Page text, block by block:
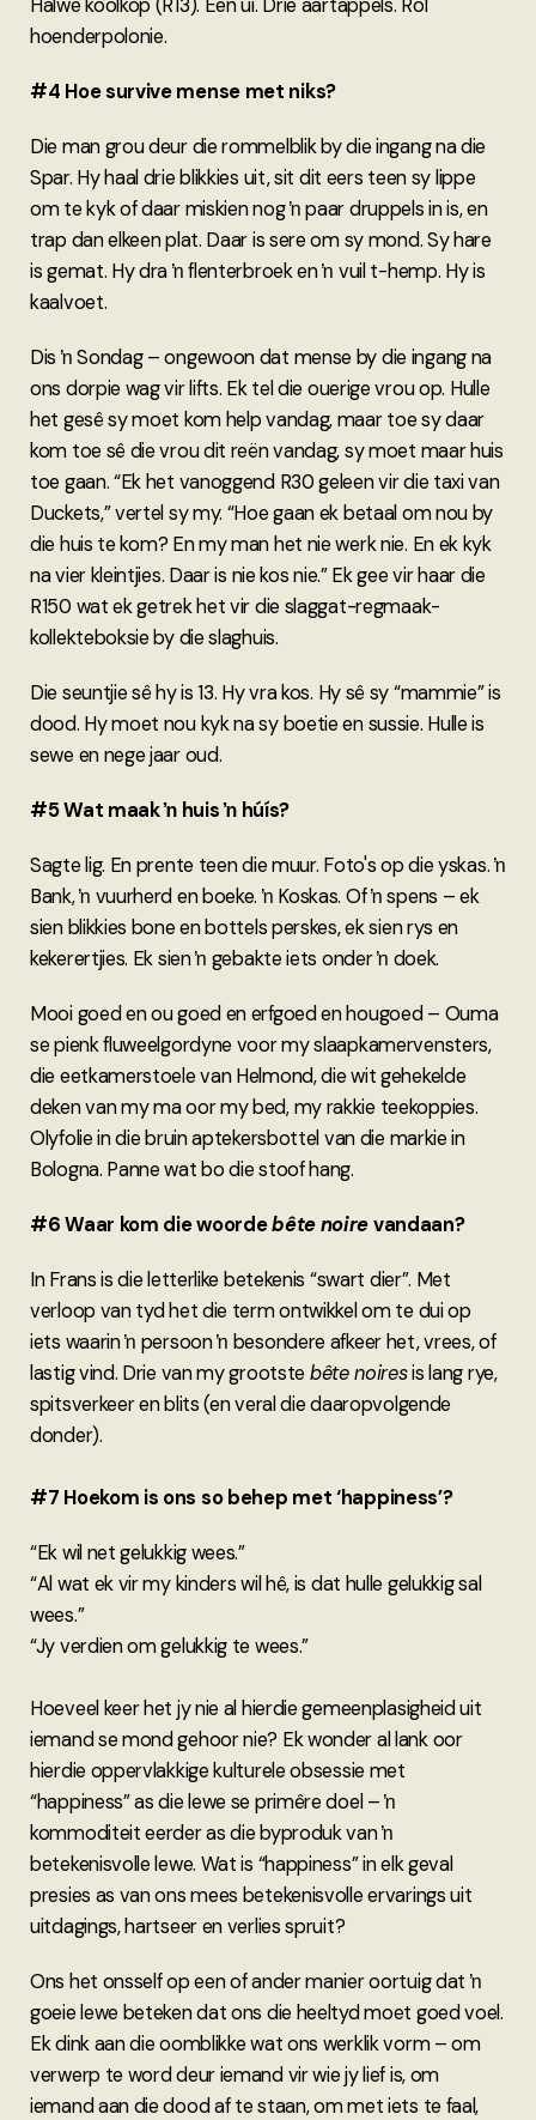
hoenderpolonie.
#4 Hoe survive mense met niks?
Die man grou deur die rommelblik by die ingang na die
Spar. Hy haal drie blikkies uit, sit dit eers teen sy lippe
om te kyk of daar miskien nog ŉ paar druppels in is, en
trap dan elkeen plat. Daar is sere om sy mond. Sy hare
is gemat. Hy dra ŉ flenterbroek en ŉ vuil t-hemp. Hy is
kaalvoet.
Dis ŉ Sondag – ongewoon dat mense by die ingang na
ons dorpie wag vir lifts. Ek tel die ouerige vrou op. Hulle
het gesê sy moet kom help vandag, maar toe sy daar
kom toe sê die vrou dit reën vandag, sy moet maar huis
toe gaan. “Ek het vanoggend R30 geleen vir die taxi van
Duckets,” vertel sy my. “Hoe gaan ek betaal om nou by
die huis te kom? En my man het nie werk nie. En ek kyk
na vier kleintjies. Daar is nie kos nie.” Ek gee vir haar die
R150 wat ek getrek het vir die slaggat-regmaak-
kollekteboksie by die slaghuis.
Die seuntjie sê hy is 13. Hy vra kos. Hy sê sy “mammie” is
dood. Hy moet nou kyk na sy boetie en sussie. Hulle is
sewe en nege jaar oud.
#5 Wat maak ŉ huis ŉ húís?
Sagte lig. En prente teen die muur. Foto's op die yskas. ŉ
Bank, ŉ vuurherd en boeke. ŉ Koskas. Of ŉ spens – ek
sien blikkies bone en bottels perskes, ek sien rys en
kekerertjies. Ek sien ŉ gebakte iets onder ŉ doek.
Mooi goed en ou goed en erfgoed en hougoed – Ouma
se pienk fluweelgordyne voor my slaapkamervensters,
die eetkamerstoele van Helmond, die wit gehekelde
deken van my ma oor my bed, my rakkie teekoppies.
Olyfolie in die bruin aptekersbottel van die markie in
Bologna. Panne wat bo die stoof hang.
#6 Waar kom die woordebête noirevandaan?
In Frans is die letterlike betekenis “swart dier”. Met
verloop van tyd het die term ontwikkel om te dui op
iets waarin ŉ persoon ŉ besondere afkeer het, vrees, of
lastig vind. Drie van my grootstebête noiresis lang rye,
spitsverkeer en blits (en veral die daaropvolgende
donder).
#7 Hoekom is ons so behep met ‘happiness’?
“Ek wil net gelukkig wees.”
“Al wat ek vir my kinders wil hê, is dat hulle gelukkig sal
wees.”
“Jy verdien om gelukkig te wees.”
Hoeveel keer het jy nie al hierdie gemeenplasigheid uit
iemand se mond gehoor nie? Ek wonder al lank oor
hierdie oppervlakkige kulturele obsessie met
“happiness” as die lewe se primêre doel – ŉ
kommoditeit eerder as die byproduk van ŉ
betekenisvolle lewe. Wat is “happiness” in elk geval
presies as van ons mees betekenisvolle ervarings uit
uitdagings, hartseer en verlies spruit?
Ons het onsself op een of ander manier oortuig dat ŉ
goeie lewe beteken dat ons die heeltyd moet goed voel.
Ek dink aan die oomblikke wat ons werklik vorm – om
verwerp te word deur iemand vir wie jy lief is, om
iemand aan die dood af te staan, om met iets te faal,